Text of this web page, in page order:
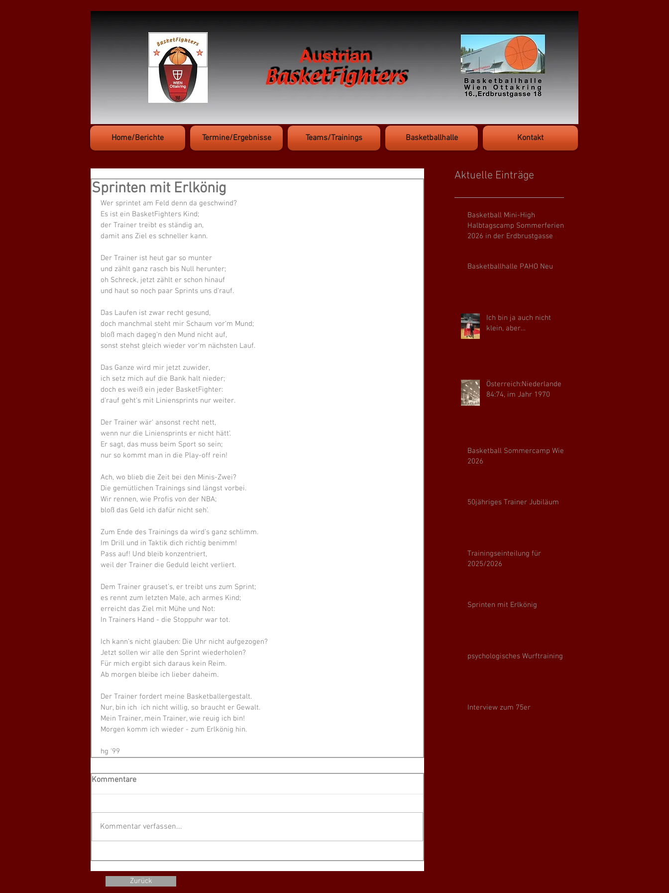
Home/Berichte Termine/Ergebnisse Teams/Trainings Basketballhalle Kontakt
Sprinten mit Erlkönig
Wer sprintet am Feld denn da geschwind?
Es ist ein BasketFighters Kind;
der Trainer treibt es ständig an,
damit ans Ziel es schneller kann.
Der Trainer ist heut gar so munter
und zählt ganz rasch bis Null herunter;
oh Schreck, jetzt zählt er schon hinauf
und haut so noch paar Sprints uns d‘rauf.
Das Laufen ist zwar recht gesund,
doch manchmal steht mir Schaum vor‘m Mund;
bloß mach dageg‘n den Mund nicht auf,
sonst stehst gleich wieder vor‘m nächsten Lauf.
Das Ganze wird mir jetzt zuwider,
ich setz mich auf die Bank halt nieder;
doch es weiß ein jeder BasketFighter:
d‘rauf geht‘s mit Liniensprints nur weiter.
Der Trainer wär‘ ansonst recht nett,
wenn nur die Liniensprints er nicht hätt‘.
Er sagt, das muss beim Sport so sein;
nur so kommt man in die Play-off rein!
Ach, wo blieb die Zeit bei den Minis-Zwei?
Die gemütlichen Trainings sind längst vorbei.
Wir rennen, wie Profis von der NBA;
bloß das Geld ich dafür nicht seh‘.
Zum Ende des Trainings da wird’s ganz schlimm.
Im Drill und in Taktik dich richtig benimm!
Pass auf! Und bleib konzentriert,
weil der Trainer die Geduld leicht verliert.
Dem Trainer grauset’s, er treibt uns zum Sprint;
es rennt zum letzten Male, ach armes Kind;
erreicht das Ziel mit Mühe und Not:
In Trainers Hand - die Stoppuhr war tot.
Ich kann‘s nicht glauben: Die Uhr nicht aufgezogen?
Jetzt sollen wir alle den Sprint wiederholen?
Für mich ergibt sich daraus kein Reim.
Ab morgen bleibe ich lieber daheim.
Der Trainer fordert meine Basketballergestalt.
Nur, bin ich  ich nicht willig, so braucht er Gewalt.
Mein Trainer, mein Trainer, wie reuig ich bin!
Morgen komm ich wieder - zum Erlkönig hin.
hg '99
Kommentare
Kommentar verfassen...
Aktuelle Einträge
Basketball Mini-High
Halbtagscamp Sommerferien
2026 in der Erdbrustgasse
Basketballhalle PAHO Neu
Ich bin ja auch nicht
klein, aber…
Österreich:Niederlande
84:74, im Jahr 1970
Basketball Sommercamp Wien
2026
50jähriges Trainer Jubiläum
Trainingseinteilung für
2025/2026
Sprinten mit Erlkönig
psychologisches Wurftraining
Interview zum 75er
Zurück